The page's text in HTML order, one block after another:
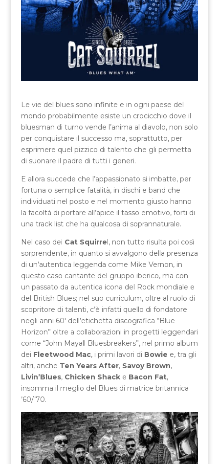
Le vie del blues sono infinite e in ogni paese del
mondo probabilmente esiste un crocicchio dove il
bluesman di turno vende l’anima al diavolo, non solo
per conquistare il successo ma, soprattutto, per
esprimere quel pizzico di talento che gli permetta
di suonare il padre di tutti i generi.
E allora succede che l’appassionato si imbatte, per
fortuna o semplice fatalità, in dischi e band che
individuati nel posto e nel momento giusto hanno
la facoltà di portare all’apice il tasso emotivo, forti di
una track list che ha qualcosa di soprannaturale.
Nel caso dei Cat Squirrel, non tutto risulta poi così
sorprendente, in quanto si avvalgono della presenza
di un’autentica leggenda come Mike Vernon, in
questo caso cantante del gruppo iberico, ma con
un passato da autentica icona del Rock mondiale e
del British Blues; nel suo curriculum, oltre al ruolo di
scopritore di talenti, c’è infatti quello di fondatore
negli anni 60′ dell’etichetta discografica “Blue
Horizon” oltre a collaborazioni in progetti leggendari
come “John Mayall Bluesbreakers”, nel primo album
dei Fleetwood Mac, i primi lavori di Bowie e, tra gli
altri, anche Ten Years After, Savoy Brown,
Livin’Blues, Chicken Shacke Bacon Fat,
insomma il meglio del Blues di matrice britannica
’60/’70.